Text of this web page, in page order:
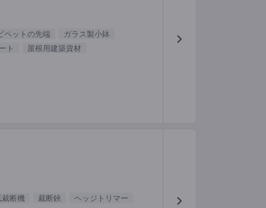
ペットの先端
ガラス製小鉢
ト
屋根用建築資材
裁断機 裁断鋏
ヘッジトリマー